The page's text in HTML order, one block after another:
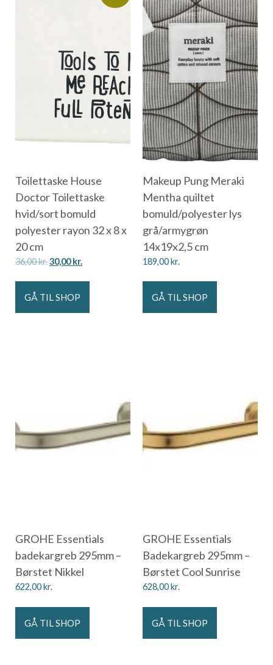
Toilettaske House
Doctor Toilettaske
hvid/sort bomuld
polyester rayon 32 x 8 x
20 cm
36,00kr.30,00kr.
GÅ TIL SHOP
Makeup Pung Meraki
Mentha quiltet
bomuld/polyester lys
grå/armygrøn
14x19x2,5 cm
189,00kr.
GÅ TIL SHOP
GROHE Essentials
badekargreb 295mm –
Børstet Nikkel
622,00kr.
GÅ TIL SHOP
GROHE Essentials
Badekargreb 295mm –
Børstet Cool Sunrise
628,00kr.
GÅ TIL SHOP